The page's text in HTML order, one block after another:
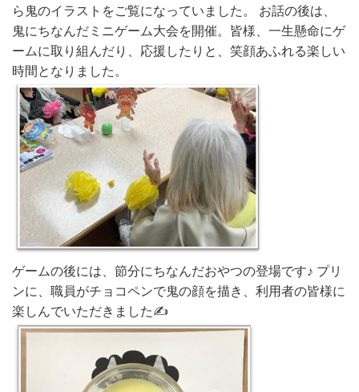
ら鬼のイラストをご覧になっていました。 お話の後は、
鬼にちなんだミニゲーム大会を開催。皆様、一生懸命にゲ
ームに取り組んだり、応援したりと、笑顔あふれる楽しい
時間となりました。
ゲームの後には、節分にちなんだおやつの登場です♪ プリ
ンに、職員がチョコペンで鬼の顔を描き、利用者の皆様に
楽しんでいただきました✍